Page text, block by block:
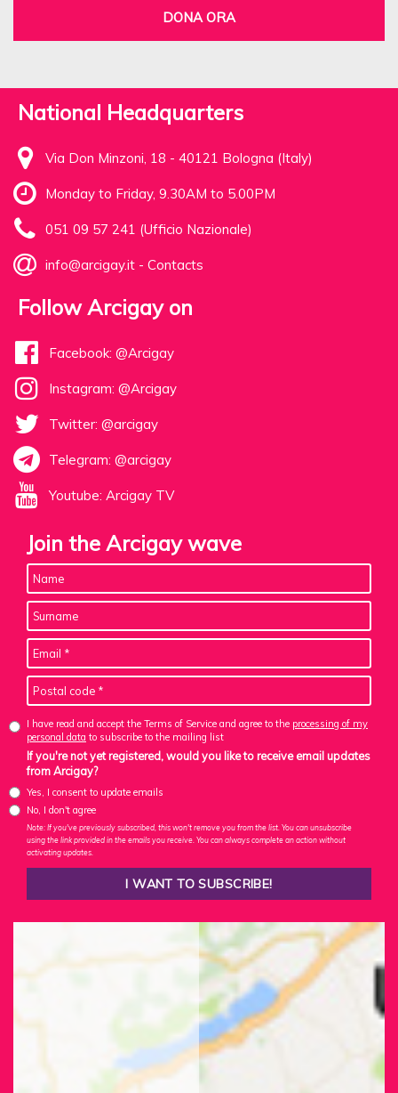
DONA ORA
National Headquarters
Via Don Minzoni, 18 - 40121 Bologna (Italy)
Monday to Friday, 9.30AM to 5.00PM
051 09 57 241 (Ufficio Nazionale)
info@arcigay.it - Contacts
Follow Arcigay on
Facebook: @Arcigay
Instagram: @Arcigay
Twitter: @arcigay
Telegram: @arcigay
Youtube: Arcigay TV
Join the Arcigay wave
I have read and accept the Terms of Service and agree to the processing of my
personal data to subscribe to the mailing list
If you're not yet registered, would you like to receive email updates
from Arcigay?
Yes, I consent to update emails
No, I don't agree
Note: If you've previously subscribed, this won't remove you from the list. You can unsubscribe
using the link provided in the emails you receive. You can always complete an action without
activating updates.